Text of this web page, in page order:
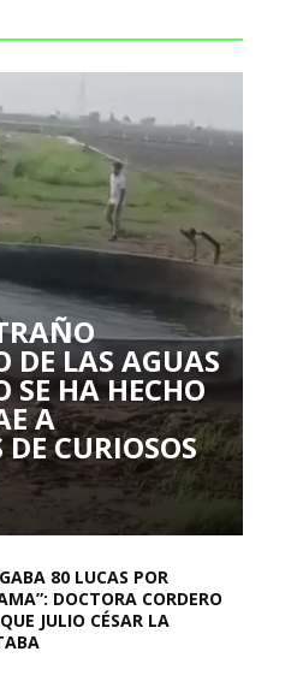
LAS AGUAS
SE HA HECHO
A
CURIOSOS
80 LUCAS POR
DOCTORA CORDERO
JULIO CÉSAR LA